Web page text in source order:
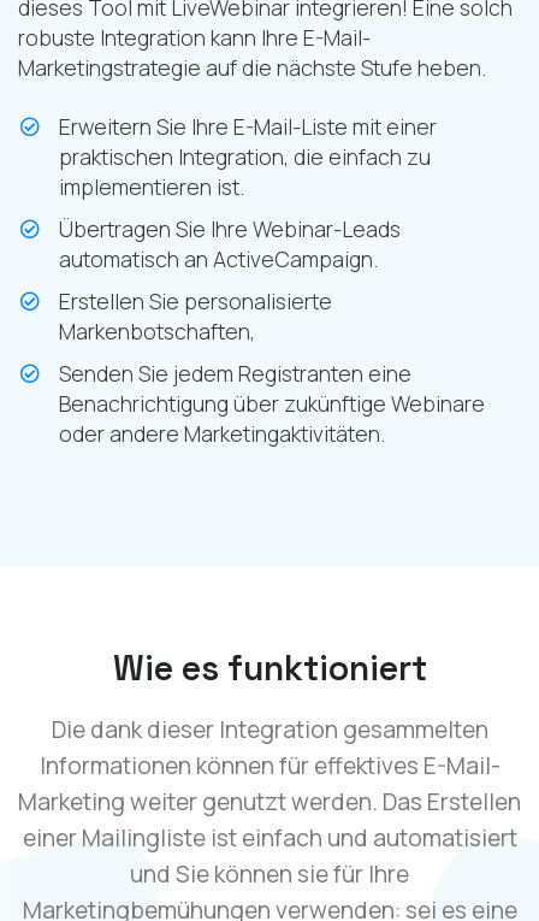
dieses Tool mit LiveWebinar integrieren! Eine solch
robuste Integration kann Ihre E-Mail-
Marketingstrategie auf die nächste Stufe heben.
Erweitern Sie Ihre E-Mail-Liste mit einer
praktischen Integration, die einfach zu
implementieren ist.
Übertragen Sie Ihre Webinar-Leads
automatisch an ActiveCampaign.
Erstellen Sie personalisierte
Markenbotschaften,
Senden Sie jedem Registranten eine
Benachrichtigung über zukünftige Webinare
oder andere Marketingaktivitäten.
Wie es funktioniert
Die dank dieser Integration gesammelten
Informationen können für effektives E-Mail-
Marketing weiter genutzt werden. Das Erstellen
einer Mailingliste ist einfach und automatisiert
und Sie können sie für Ihre
Marketingbemühungen verwenden: sei es eine